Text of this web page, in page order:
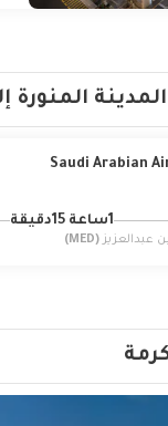
المنورة
Saudi Arabian
عبدالعزيز (MED)
1ساعة 15دقيقة